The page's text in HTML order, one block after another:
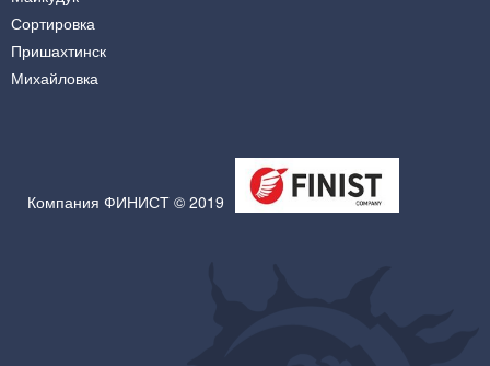
Сортировка
Пришахтинск
Михайловка
Компания ФИНИСТ © 2019